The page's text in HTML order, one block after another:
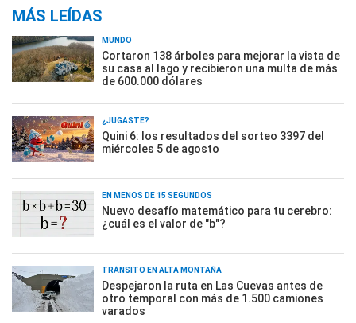
MÁS LEÍDAS
MUNDO
Cortaron 138 árboles para mejorar la vista de
su casa al lago y recibieron una multa de más
de 600.000 dólares
¿JUGASTE?
Quini 6: los resultados del sorteo 3397 del
miércoles 5 de agosto
EN MENOS DE 15 SEGUNDOS
Nuevo desafío matemático para tu cerebro:
¿cuál es el valor de "b"?
TRÁNSITO EN ALTA MONTAÑA
Despejaron la ruta en Las Cuevas antes de
otro temporal con más de 1.500 camiones
varados